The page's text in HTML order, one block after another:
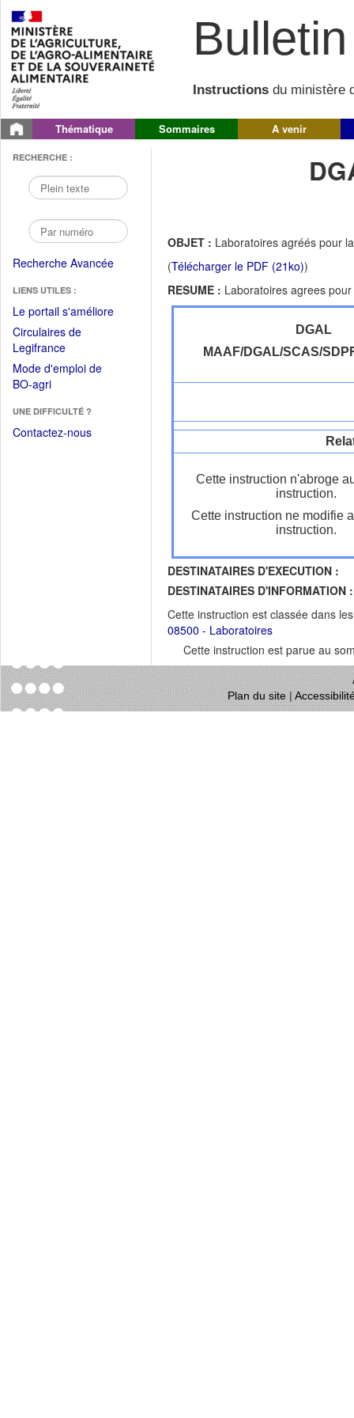
Instructions du ministère
Thématique Sommaires A venir
RECHERCHE :
Recherche Avancée
LIENS UTILES :
Le portail s'améliore(Fichier
Circulaires de
Legifrance(Ouvrir
dans
une
fenêtre)
Mode d'emploi de
BO-agri(Ouvrir
une
nouvelle
UNE DIFFICULTÉ ?
Contactez-nous
OBJET : Laboratoires agréés pour
(Télécharger le PDF (21ko))
RESUME : Laboratoires agrees
DGAL
MAAF/DGAL/SCAS/
Cette instruction n'abroge
instruction.
Cette instruction ne modifie
instruction.
DESTINATAIRES D'EXECUTION :
DESTINATAIRES D'INFORMATION :
Cette instruction est classée dans
08500 - Laboratoires
Cette instruction est parue au
Plan du site|